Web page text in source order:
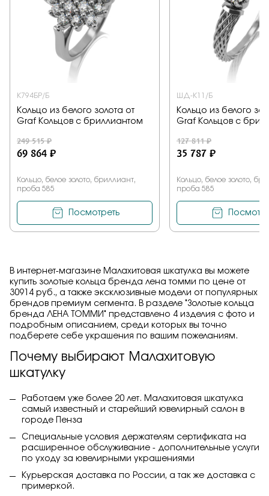
К794БР/Б
Кольцо из белого золота от
Graf Кольцов с бриллиантом
249 515 ₽
69 864 ₽
Кольцо, белое золото, бриллиант,
проба 585
Посмотреть
ШД-К11/Б
Кольцо из белого
Graf Кольцов с
127 811 ₽
35 787 ₽
Кольцо, белое золото,
проба 585
В интернет-магазине Малахитовая шкатулка вы можете
купить золотые кольца бренда лена томми по цене от
30914 руб., а также эксклюзивные модели от популярных
брендов премиум сегмента. В разделе "Золотые кольца
бренда ЛЕНА ТОММИ" представлено 4 изделия с фото и
подробным описанием, среди которых вы точно
подберете себе украшения по вашим пожеланиям.
Почему выбирают Малахитовую
шкатулку
Работаем уже более 20 лет. Малахитовая шкатулка
самый известный и старейший ювелирный салон в
городе Пенза
Специальные условия держателям сертификата на
расширенное обслуживание - дополнительные услуги
по уходу за ювелирными украшениями
Курьерская доставка по России, а так же доставка с
примеркой.